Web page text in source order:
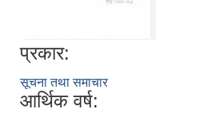
प्रकार:
सूचना तथा समाचार
आर्थिक वर्ष: